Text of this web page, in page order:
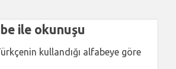
ile okunuşu
kullandığı alfabeye göre